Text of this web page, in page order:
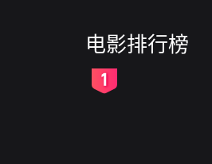
电影排行榜